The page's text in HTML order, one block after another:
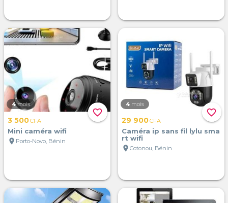
favorite_border
4 mois
3 500CFA
Mini caméra wifi
location_on Porto-Novo, Bénin
favorite_border
4 mois
29 900CFA
Caméra ip sans fil lylu sma
rt wifi
location_on Cotonou, Bénin